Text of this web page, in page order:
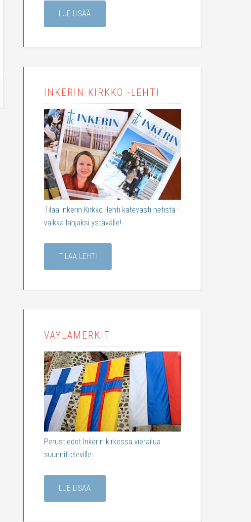
LUE LISÄÄ
INKERIN KIRKKO -LEHTI
Tilaa Inkerin Kirkko -lehti kätevästi netistä -
vaikka lahjaksi ystävälle!
TILAA LEHTI
VÄYLÄMERKIT
Perustiedot Inkerin kirkossa vierailua
suunnitteleville.
LUE LISÄÄ